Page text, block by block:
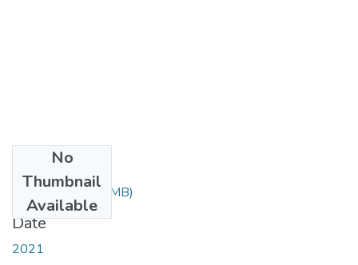
No
Thumbnail
Available
belouni.pdf(3.85 MB)
Date
2021